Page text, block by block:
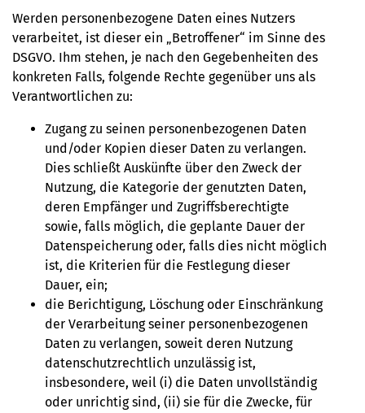
Werden personenbezogene Daten eines Nutzers
verarbeitet, ist dieser ein „Betroffener“ im Sinne des
DSGVO. Ihm stehen, je nach den Gegebenheiten des
konkreten Falls, folgende Rechte gegenüber uns als
Verantwortlichen zu:
Zugang zu seinen personenbezogenen Daten
und/oder Kopien dieser Daten zu verlangen.
Dies schließt Auskünfte über den Zweck der
Nutzung, die Kategorie der genutzten Daten,
deren Empfänger und Zugriffsberechtigte
sowie, falls möglich, die geplante Dauer der
Datenspeicherung oder, falls dies nicht möglich
ist, die Kriterien für die Festlegung dieser
Dauer, ein;
die Berichtigung, Löschung oder Einschränkung
der Verarbeitung seiner personenbezogenen
Daten zu verlangen, soweit deren Nutzung
datenschutzrechtlich unzulässig ist,
insbesondere, weil (i) die Daten unvollständig
oder unrichtig sind, (ii) sie für die Zwecke, für